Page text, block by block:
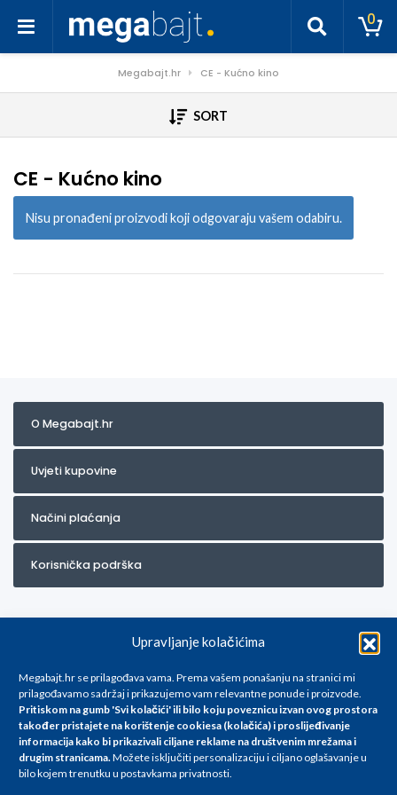
Upravljanje kolačićima
Megabajt.hr se prilagođava vama. Prema vašem ponašanju na stranici mi
prilagođavamo sadržaj i prikazujemo vam relevantne ponude i proizvode.
Pritiskom na gumb 'Svi kolačići' ili bilo koju poveznicu izvan ovog prostora
također pristajete na korištenje cookiesa (kolačića) i proslijeđivanje
informacija kako bi prikazivali ciljane reklame na društvenim mrežama i
drugim stranicama.Možete isključiti personalizaciju i ciljano oglašavanje u
bilo kojem trenutku u postavkama privatnosti.
0
Megabajt.hr CE - Kućno kino
SORT
CE - Kućno kino
Nisu pronađeni proizvodi koji odgovaraju vašem odabiru.
O Megabajt.hr
Uvjeti kupovine
Načini plaćanja
Korisnička podrška
Za artikle kojih trenutno nema u ponudi obratite nam se na
info@megabajt.hr. Sve cijene su informativnog karaktera i podložne su
promjenama, a
iskazane su za avansno plaćanje(gotovina) u Eurima i uključuju PDV. Sve